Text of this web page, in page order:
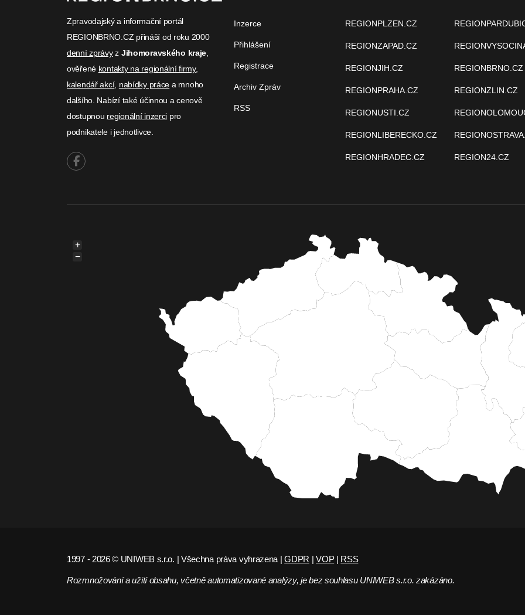
Zpravodajský a informační portál
REGIONBRNO.CZ přináší od roku 2000
denní zprávyz Jihomoravského kraje
ověřené kontakty na regionální firmy,
kalendář akcí, nabídky práce a mnoho
dalšího. Nabízí také účinnou a cenově
dostupnou regionální inzerci pro
podnikatele i jednotlivce.
Inzerce
Přihlášení
Registrace
Archiv Zpráv
RSS
REGIONPLZEN.CZ
REGIONZAPAD.CZ
REGIONJIH.CZ
REGIONPRAHA.CZ
REGIONUSTI.CZ
REGIONLIBERECKO.CZ
REGIONHRADEC.CZ
REGIONBRNO.CZ
REGIONZLIN.CZ
REGION24.CZ
+
−
1997 - 2026 © UNIWEB s.r.o. | Všechna práva vyhrazena |GDPR |VOP| RSS
Rozmnožování a užití obsahu, včetně automatizované analýzy, je bez souhlasu UNIWEB s.r.o. zakázáno.